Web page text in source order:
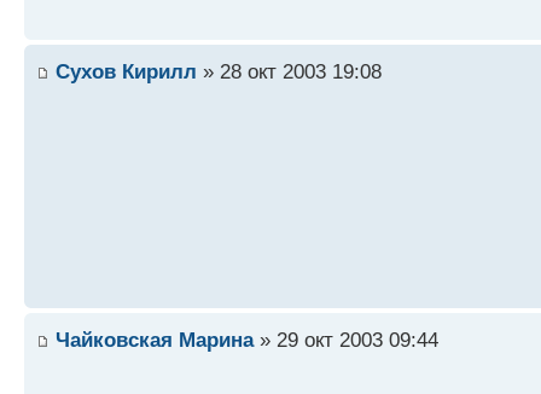
Сухов Кирилл » 28 окт 2003 19:08
Чайковская Марина» 29 окт 2003 09:44